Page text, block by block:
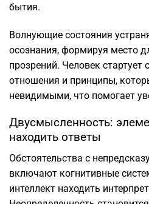
бытия.
Волнующие состояния
осознания, формируя место
прозрений. Человек стартует
отношения и принципы,
невидимыми, что помогает
Двусмысленность:
находить ответы
Обстоятельства с
включают когнитивные
интеллект находить